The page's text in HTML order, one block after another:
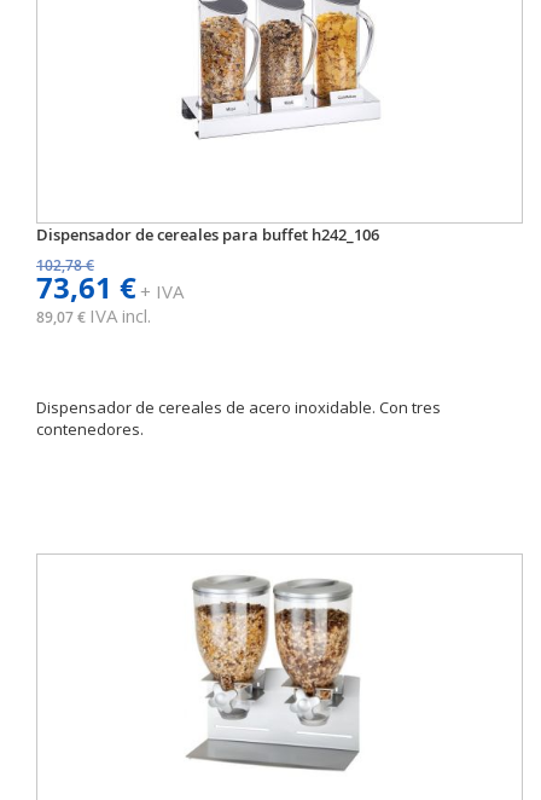
Dispensador de cereales para buffet h242_106
102,78 €
73,61 €+ IVA
89,07 € IVA incl.
Dispensador de cereales de acero inoxidable. Con tres
contenedores.